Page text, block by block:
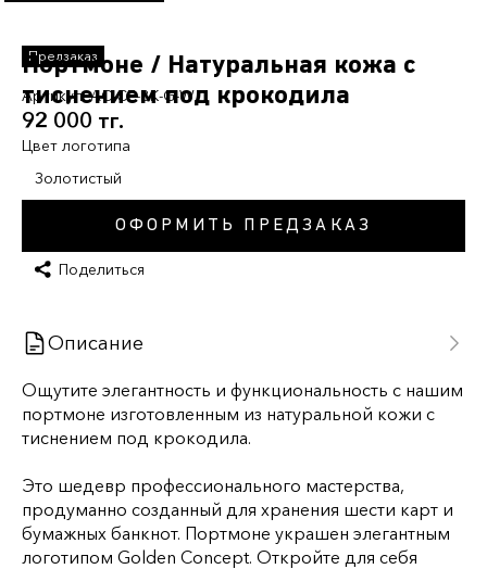
Портмоне / Натуральная кожа с
тиснением под крокодила
Артикул:AC-CE-BK-G-W
92 000 тг.
Цвет логотипа
Золотистый
ОФОРМИТЬ ПРЕДЗАКАЗ
Поделиться
Описание
Ощутите элегантность и функциональность с нашим
портмоне изготовленным из натуральной кожи с
тиснением под крокодила.
Это шедевр профессионального мастерства,
продуманно созданный для хранения шести карт и
бумажных банкнот. Портмоне украшен элегантным
логотипом Golden Concept. Откройте для себя